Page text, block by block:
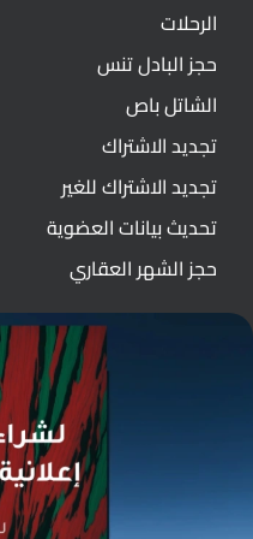
الرحلات
حجز البادل تنس
الشاتل باص
تجديد الاشتراك
تجديد الاشتراك للغير
تحديث بيانات العضوية
حجز الشهر العقاري